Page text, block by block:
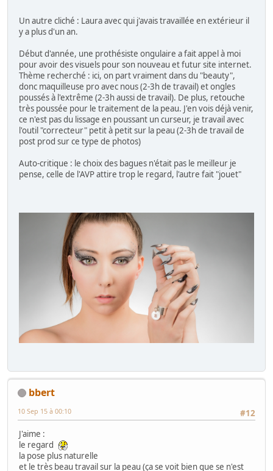
Un autre cliché : Laura avec qui j'avais travaillée en extérieur il
y a plus d'un an.
Début d'année, une prothésiste ongulaire a fait appel à moi
pour avoir des visuels pour son nouveau et futur site internet.
Thème recherché : ici, on part vraiment dans du "beauty",
donc maquilleuse pro avec nous (2-3h de travail) et ongles
poussés à l'extrême (2-3h aussi de travail). De plus, retouche
très poussée pour le traitement de la peau. J'en vois déjà venir,
ce n'est pas du lissage en poussant un curseur, je travail avec
l'outil "correcteur" petit à petit sur la peau (2-3h de travail de
post prod sur ce type de photos)
Auto-critique : le choix des bagues n'était pas le meilleur je
pense, celle de l'AVP attire trop le regard, l'autre fait "jouet"
bbert
#12
10 Sep 15 à 00:10
J'aime :
le regard
la pose plus naturelle
et le très beau travail sur la peau (ça se voit bien que se n'est